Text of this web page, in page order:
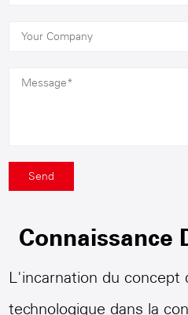
Connaissance
L'incarnation du concept
technologique dans la